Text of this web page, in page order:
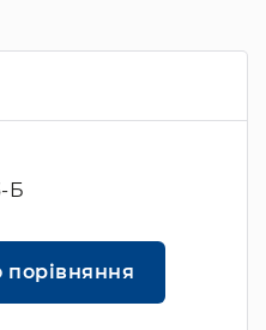
Б
порівняння